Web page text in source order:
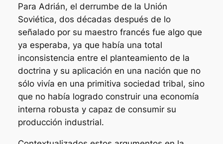
Para Adrián, el derrumbe de la Unión
Soviética, dos décadas después de lo
señalado por su maestro francés fue algo que
ya esperaba, ya que había una total
inconsistencia entre el planteamiento de la
doctrina y su aplicación en una nación que no
sólo vivía en una primitiva sociedad tribal, sino
que no había logrado construir una economía
interna robusta y capaz de consumir su
producción industrial.